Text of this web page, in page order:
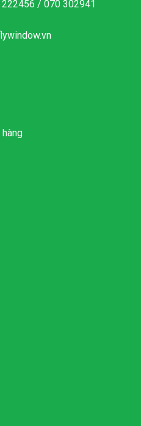
222456 / 070 302941